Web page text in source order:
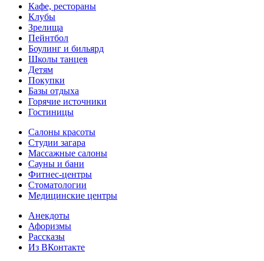
Кафе, рестораны
Клубы
Зрелища
Пейнтбол
Боулинг и бильярд
Школы танцев
Детям
Покупки
Базы отдыха
Горячие источники
Гостиницы
Салоны красоты
Студии загара
Массажные салоны
Сауны и бани
Фитнес-центры
Стоматологии
Медицинские центры
Анекдоты
Афоризмы
Рассказы
Из ВКонтакте